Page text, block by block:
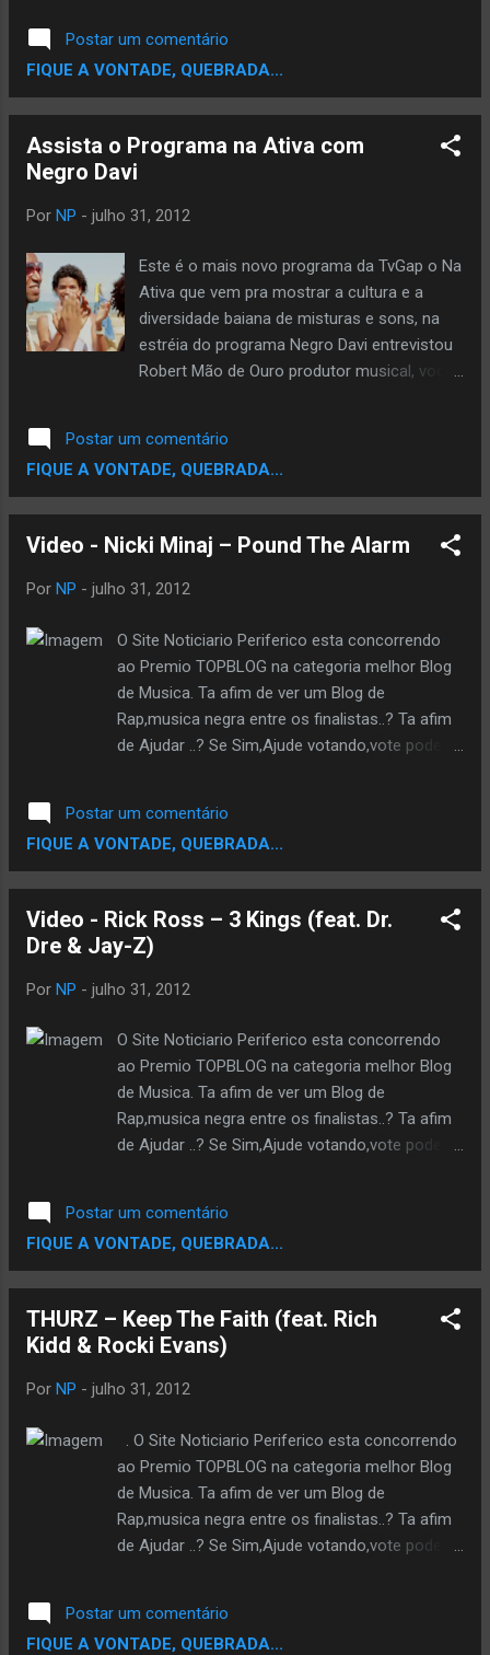
Léo, Kaka, Will, N...
Sim,Ajude votando,vote pode votar usando
seu email,seu facebook ou Twitter. Escolha
um e Vota pra Fortalecer a Corrente. VOTE
Postar um comentário
FIQUE A VONTADE, QUEBRADA...
Assista o Programa na Ativa com
Por NP - julho 31, 2012
Este é o mais novo programa da TvGap o Na
Ativa que vem pra mostrar a cultura e a
diversidade baiana de misturas e sons, na
estréia do programa Negro Davi entrevistou
Robert Mão de Ouro produtor musical, você
Sankofa e muito mais.. O Site Noticiario
Periferico esta concorrendo ao Premio
TOPBLOG na categoria melhor Blog de
Rap,musica negra entre os finalistas..? Ta
afim de Ajudar ..? Se Sim,Ajude votando,vote
ou Twitter. Escolha um e Vota pra Fortalecer
a Corrente. VOTE AQUI
Postar um comentário
FIQUE A VONTADE, QUEBRADA...
Video - Nicki Minaj – Pound The Alarm
Por NP - julho 31, 2012
O Site Noticiario Periferico esta concorrendo
ao Premio TOPBLOG na categoria melhor Blog
de Musica. Ta afim de ver um Blog de
Rap,musica negra entre os finalistas..? Ta afim
de Ajudar ..? Se Sim,Ajude votando,vote pode
Corrente. VOTE AQUI
Postar um comentário
FIQUE A VONTADE, QUEBRADA...
Video - Rick Ross – 3 Kings (feat. Dr.
Dre & Jay-Z)
Por NP - julho 31, 2012
O Site Noticiario Periferico esta concorrendo
ao Premio TOPBLOG na categoria melhor Blog
de Musica. Ta afim de ver um Blog de
Rap,musica negra entre os finalistas..? Ta afim
de Ajudar ..? Se Sim,Ajude votando,vote pode
Corrente. VOTE AQUI
Postar um comentário
FIQUE A VONTADE, QUEBRADA...
THURZ – Keep The Faith (feat. Rich
Kidd & Rocki Evans)
Por NP - julho 31, 2012
. O Site Noticiario Periferico esta concorrendo
ao Premio TOPBLOG na categoria melhor Blog
de Musica. Ta afim de ver um Blog de
Rap,musica negra entre os finalistas..? Ta afim
de Ajudar ..? Se Sim,Ajude votando,vote pode
Corrente. VOTE AQUI
Postar um comentário
FIQUE A VONTADE, QUEBRADA...